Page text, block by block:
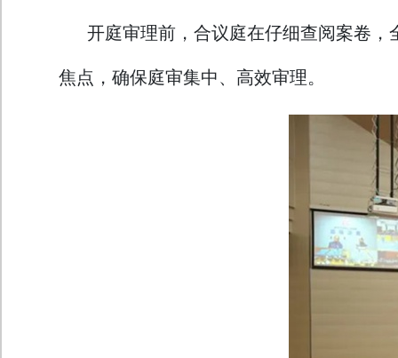
开庭审理前，合议庭在仔细查阅案卷
焦点，确保庭审集中、高效审理。